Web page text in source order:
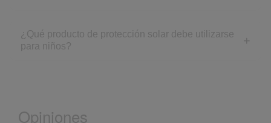
¿Qué producto de protección solar debe utilizarse
para niños?